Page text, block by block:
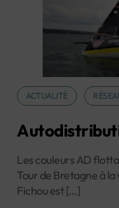
ACTUALITÉ
Les couleurs AD
Tour de Bretagne à
Fichou est […]